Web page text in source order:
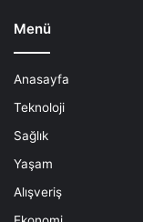
Menü
Anasayfa
Teknoloji
Sağlık
Yaşam
Alışveriş